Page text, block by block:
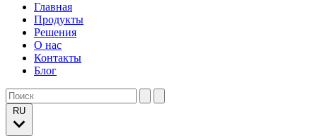
Главная
Продукты
Решения
О нас
Контакты
Блог